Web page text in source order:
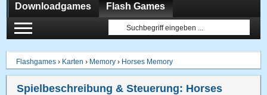
Downloadgames Flash Games
Flashgames › Karten › Memory › Horses Memory
Spielbeschreibung & Steuerung: Horses